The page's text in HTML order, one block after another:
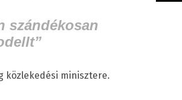
szándékosan
közlekedési minisztere.